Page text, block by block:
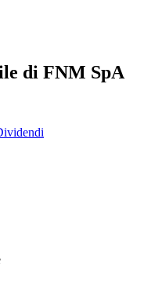
di FNM SpA